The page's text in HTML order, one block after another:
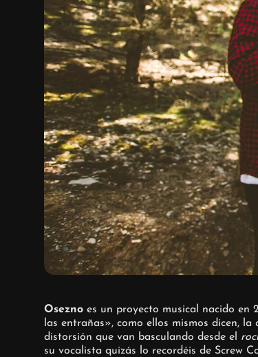
Oseznoes un proyecto musical nacido en
las entrañas», como ellos mismos dicen, la
distorsión que van basculando desde el
su vocalista quizás lo recordéis de Screw